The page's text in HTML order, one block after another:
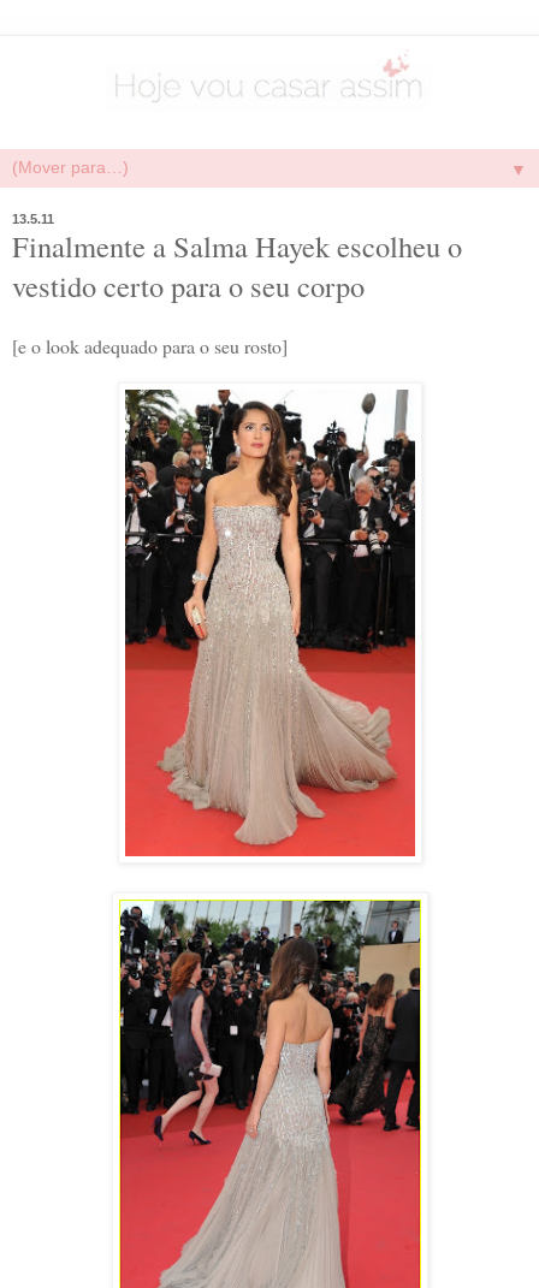
▼
13.5.11
Finalmente a Salma Hayek escolheu o
vestido certo para o seu corpo
[e o look adequado para o seu rosto]